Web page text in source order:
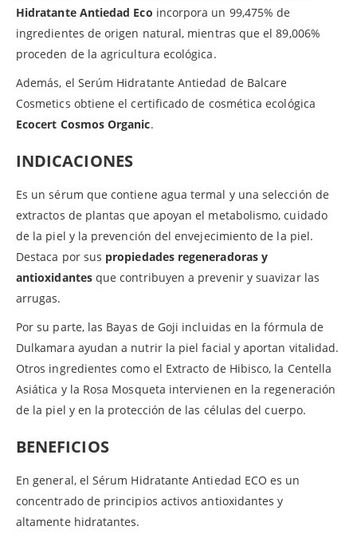
Hidratante Antiedad Eco incorpora un 99,475% de
ingredientes de origen natural, mientras que el 89,006%
proceden de la agricultura ecológica.
Además, el Serúm Hidratante Antiedad de Balcare
Cosmetics obtiene el certificado de cosmética ecológica
Ecocert Cosmos Organic.
INDICACIONES
Es un sérum que contiene agua termal y una selección de
extractos de plantas que apoyan el metabolismo, cuidado
de la piel y la prevención del envejecimiento de la piel.
Destaca por sus propiedades regeneradoras y
antioxidantesque contribuyen a prevenir y suavizar las
arrugas.
Por su parte, las Bayas de Goji incluidas en la fórmula de
Dulkamara ayudan a nutrir la piel facial y aportan vitalidad.
Otros ingredientes como el Extracto de Hibisco, la Centella
Asiática y la Rosa Mosqueta intervienen en la regeneración
de la piel y en la protección de las células del cuerpo.
BENEFICIOS
En general, el Sérum Hidratante Antiedad ECO es un
concentrado de principios activos antioxidantes y
altamente hidratantes.